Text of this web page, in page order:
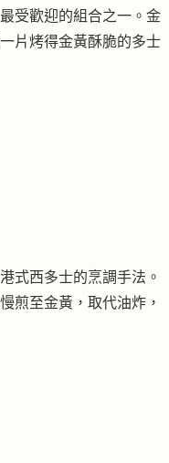
受歡迎的組合之一。金
片烤得金黃酥脆的多士
式西多士的烹調手法。
煎至金黃，取代油炸，